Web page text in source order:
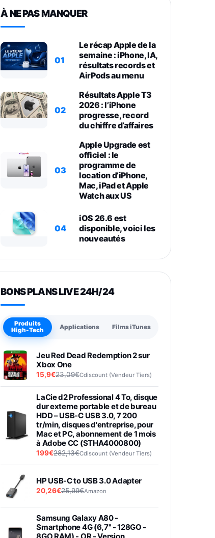
À NE PAS MANQUER
01
Le récap Apple de la
semaine : iPhone, IA,
résultats records et
AirPods au menu
02
Résultats Apple T3
2026 : l’iPhone
progresse, record
du chiffre d’affaires
03
Apple Upgrade est
officiel : le
programme de
location d’iPhone,
Mac, iPad et Apple
Watch aux US
04
iOS 26.6 est
disponible, voici les
nouveautés
BONS PLANS LIVE 24H/24
Produits
High-Tech
Applications Films iTunes
Jeu Red Dead Redemption 2 sur
Xbox One
15,9€23,09€Cdiscount (Vendeur Tiers)
LaCie d2 Professional 4 To, disque
dur externe portable et de bureau
HDD – USB-C USB 3.0, 7 200
tr/min, disques d'entreprise, pour
Mac et PC, abonnement de 1 mois
à Adobe CC (STHA4000800)
199€282,13€Cdiscount (Vendeur Tiers)
HP USB-C to USB 3.0 Adapter
20,26€25,99€Amazon
Samsung Galaxy A80 -
Smartphone 4G (6,7'' - 128GO -